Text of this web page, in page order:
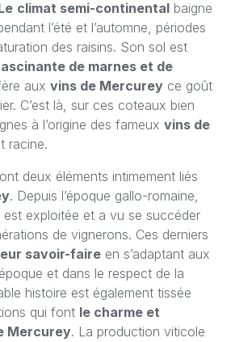
climat semi-continental baigne
l’été et l’automne, périodes
des raisins. Son sol est
de marnes et de
aux vins de Mercurey ce goût
C’est là, sur ces coteaux bien
à l’origine des fameux vins de
racine.
deux éléments intimement liés
. Depuis l’époque gallo-romaine,
exploitée et a vu se succéder
de vignerons. Ces derniers
savoir-faire en s’adaptant aux
et dans le respect de la
histoire est également tissée
qui font le charme et
Mercurey. La production viticole